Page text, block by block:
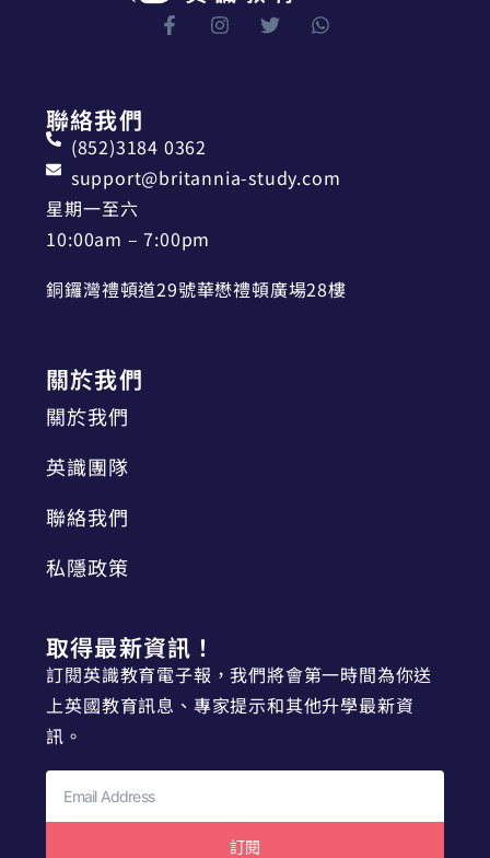
聯絡我們
(852)3184 0362
support@britannia-study.com
星期一至六
10:00am – 7:00pm
銅鑼灣禮頓道29號華懋禮頓廣場28樓
關於我們
關於我們
英識團隊
聯絡我們
私隱政策
取得最新資訊！
訂閱英識教育電子報，我們將會第一時間為你送
上英國教育訊息、專家提示和其他升學最新資
訊。
訂閱